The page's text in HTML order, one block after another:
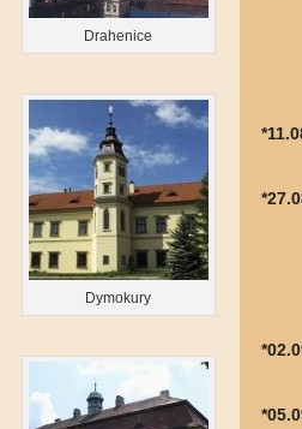
Drahenice
Dymokury